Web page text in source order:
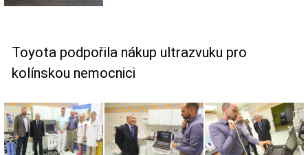
Toyota podpořila nákup ultrazvuku pro
kolínskou nemocnici